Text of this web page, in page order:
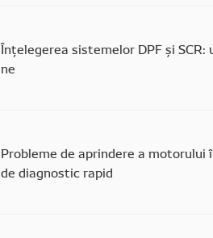
Înțelegerea sistemelor DPF și
ne
Probleme de aprindere a motorului
de diagnostic rapid